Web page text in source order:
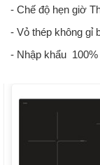
- Chế độ hẹn giờ
- Vỏ thép không gỉ
- Nhập khẩu